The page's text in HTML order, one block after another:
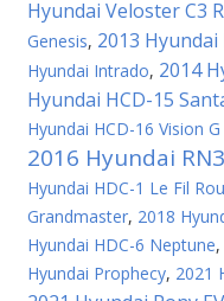
Hyundai Veloster C3
Genesis, 2013
Hyundai Intrado, 2014
Hyundai HCD-15
Hyundai HCD-16 Vision
2016 Hyundai
Hyundai HDC-1 Le Fil
Grandmaster, 2018
Hyundai HDC-6 Neptune,
Hyundai Prophecy, 2021